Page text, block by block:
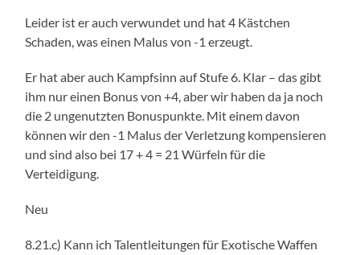
Leider ist er auch verwundet und hat 4 Kästchen
Schaden, was einen Malus von -1 erzeugt.
Er hat aber auch Kampfsinn auf Stufe 6. Klar – das gibt
ihm nur einen Bonus von +4, aber wir haben da ja noch
die 2 ungenutzten Bonuspunkte. Mit einem davon
können wir den -1 Malus der Verletzung kompensieren
und sind also bei 17 + 4 = 21 Würfeln für die
Verteidigung.
Neu
8.21.c) Kann ich Talentleitungen für Exotische Waffen